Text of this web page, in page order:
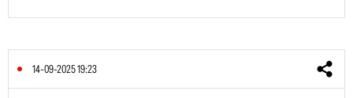
14-09-2025 19:23